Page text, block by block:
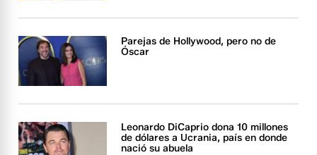
Parejas de Hollywood, pero no de
Óscar
Leonardo DiCaprio dona 10 millones
de dólares a Ucrania, país en donde
nació su abuela